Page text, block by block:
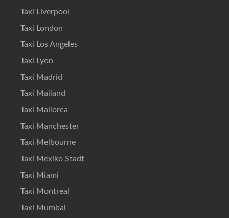
Taxi Liverpool
Taxi London
Taxi Los Angeles
Taxi Lyon
Taxi Madrid
Taxi Mailand
Taxi Mallorca
Taxi Manchester
Taxi Melbourne
Taxi Mexiko Stadt
Taxi Miami
Taxi Montreal
Taxi Mumbai